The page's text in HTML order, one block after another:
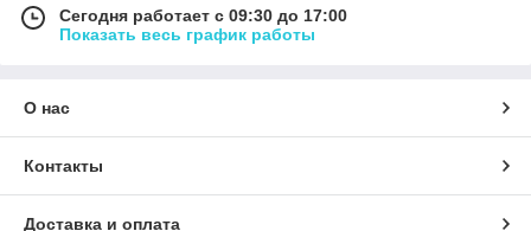
Сегодня работает с 09:30 до 17:00
Показать весь график работы
О нас
Контакты
Доставка и оплата